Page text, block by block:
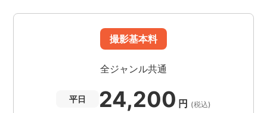
撮影基本料
全ジャンル共通
平日 24,200 円 (税込)